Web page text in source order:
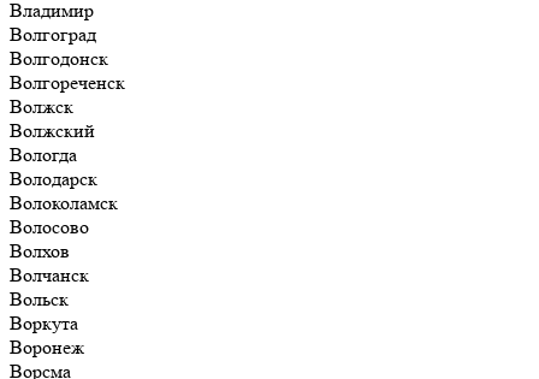
Владимир
Волгоград
Волгодонск
Волгореченск
Волжск
Волжский
Вологда
Володарск
Волоколамск
Волосово
Волхов
Волчанск
Вольск
Воркута
Воронеж
Ворсма